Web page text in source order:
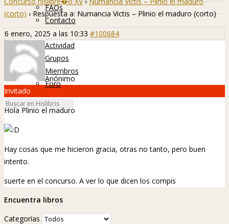
FAQs
Contacto
Hislibreños
Actividad
Grupos
Miembros
Foro
(corto) › Respuesta a: Numancia Victis – Plinio el maduro (corto)
6 enero, 2025 a las 10:33 #100684
Anónimo
Invitado
Hola Plinio el maduro
Hay cosas que me hicieron gracia, otras no tanto, pero buen
intento.
suerte en el concurso. A ver lo que dicen los compis
Encuentra libros
Categorías